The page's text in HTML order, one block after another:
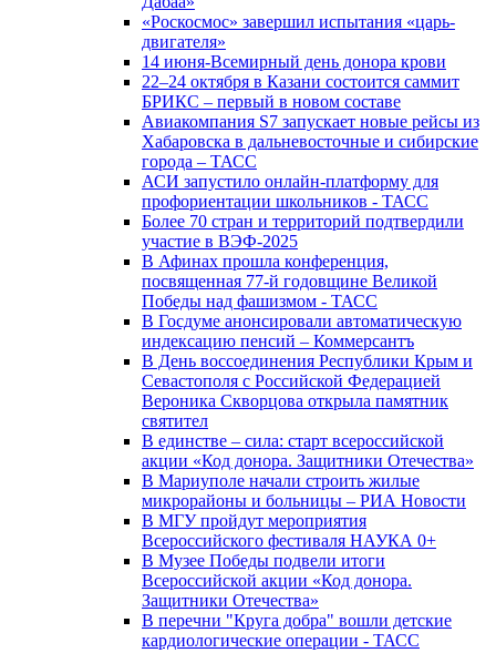
«Роскосмос» завершил испытания «царь-
двигателя»
14 июня-Всемирный день донора крови
22–24 октября в Казани состоится саммит
БРИКС – первый в новом составе
Авиакомпания S7 запускает новые рейсы из
Хабаровска в дальневосточные и сибирские
города – ТАСС
АСИ запустило онлайн-платформу для
профориентации школьников - ТАСС
Более 70 стран и территорий подтвердили
участие в ВЭФ-2025
В Афинах прошла конференция,
посвященная 77-й годовщине Великой
Победы над фашизмом - ТАСС
В Госдуме анонсировали автоматическую
индексацию пенсий – Коммерсантъ
В День воссоединения Республики Крым и
Севастополя с Российской Федерацией
Вероника Скворцова открыла памятник
святител
В единстве – сила: старт всероссийской
акции «Код донора. Защитники Отечества»
В Мариуполе начали строить жилые
микрорайоны и больницы – РИА Новости
В МГУ пройдут мероприятия
Всероссийского фестиваля НАУКА 0+
В Музее Победы подвели итоги
Всероссийской акции «Код донора.
Защитники Отечества»
В перечни "Круга добра" вошли детские
кардиологические операции - ТАСС